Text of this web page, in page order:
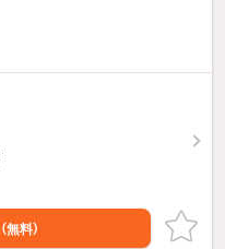
（無料）